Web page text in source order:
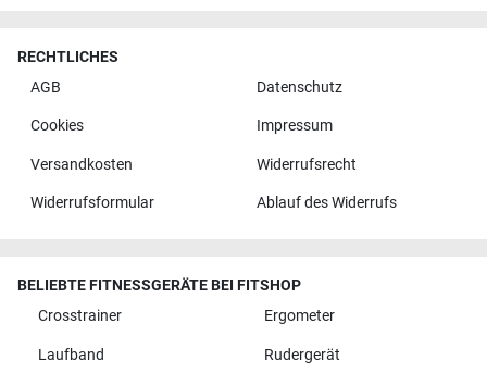
RECHTLICHES
AGB
Datenschutz
Cookies Impressum
Versandkosten Widerrufsrecht
Widerrufsformular Ablauf des Widerrufs
BELIEBTE FITNESSGERÄTE BEI FITSHOP
Crosstrainer
Ergometer
Laufband Rudergerät